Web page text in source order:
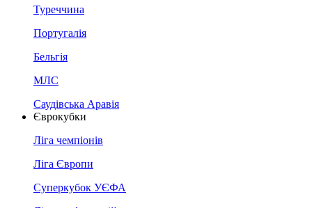
Туреччина
Португалія
Бельгія
МЛС
Саудівська Аравія
Єврокубки
Ліга чемпіонів
Ліга Європи
Суперкубок УЄФА